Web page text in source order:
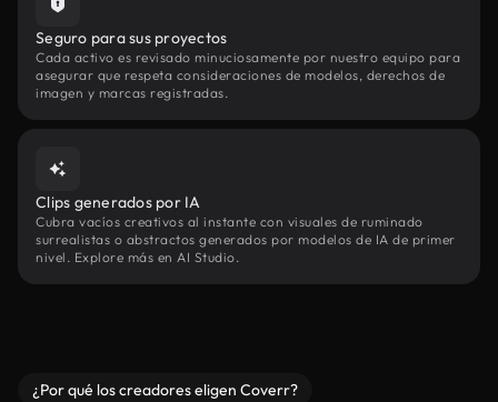
Seguro para sus proyectos
Cada activo es revisado minuciosamente por nuestro equipo para
asegurar que respeta consideraciones de modelos, derechos de
imagen y marcas registradas.
Clips generados por IA
Cubra vacíos creativos al instante con visuales de ruminado
surrealistas o abstractos generados por modelos de IA de primer
nivel. Explore más en AI Studio.
¿Por qué los creadores eligen Coverr?